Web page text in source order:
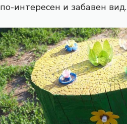
по-интересен и забавен вид.